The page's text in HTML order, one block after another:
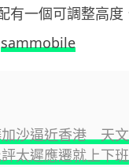
有一個可調整高
sammobile
沙逼近香港 天
太遲應遷就上下班